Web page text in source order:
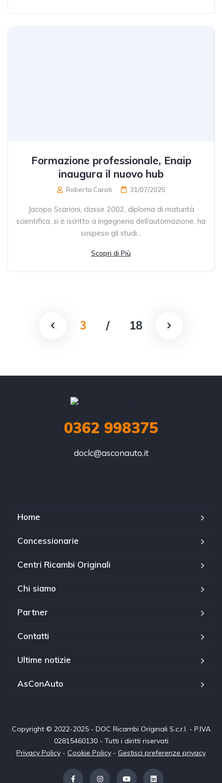
Formazione professionale, Enaip
inaugura il nuovo hub
Roberta Carati 31/07/2025
Jacopo Scarioni, classe 2002, diploma di maturità
scientifica, si è iscritto a ingegneria dell’automazione, ha
sospeso gli studi...
Scopri di Più
3 / 18
0362 998375
doclc@asconauto.it
Home
Concessionarie
Centri Ricambi Originali
Chi siamo
Partner
Contatti
Ultime notizie
AsConAuto
Copyright © 2022-2025 - DOC Ricambi Originali S.c.r.l. - P.IVA
02815460130 - Tutti i diritti riservati
Privacy Policy - Cookie Policy - Gestisci preferenze privacy